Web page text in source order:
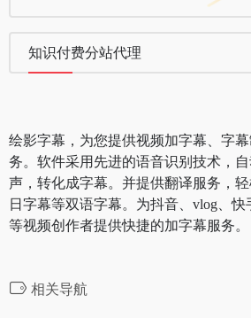
知识付费分站代理
绘影字幕，为您提供视频加字幕、字
务。软件采用先进的语音识别技术，
声，转化成字幕。并提供翻译服务，
日字幕等双语字幕。为抖音、vlog、
等视频创作者提供快捷的加字幕服务。
相关导航